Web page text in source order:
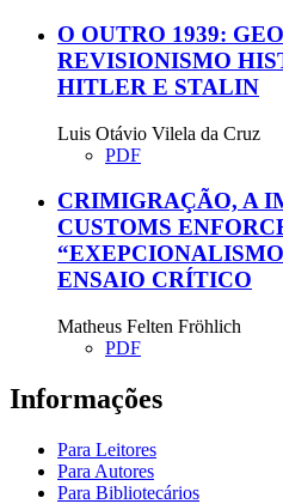
O OUTRO 1939:
REVISIONISMO
HITLER E STALIN
Luis Otávio Vilela da Cruz
PDF
CRIMIGRAÇÃO, A
CUSTOMS
ENSAIO CRÍTICO
Matheus Felten Fröhlich
PDF
Informações
Para Leitores
Para Autores
Para Bibliotecários